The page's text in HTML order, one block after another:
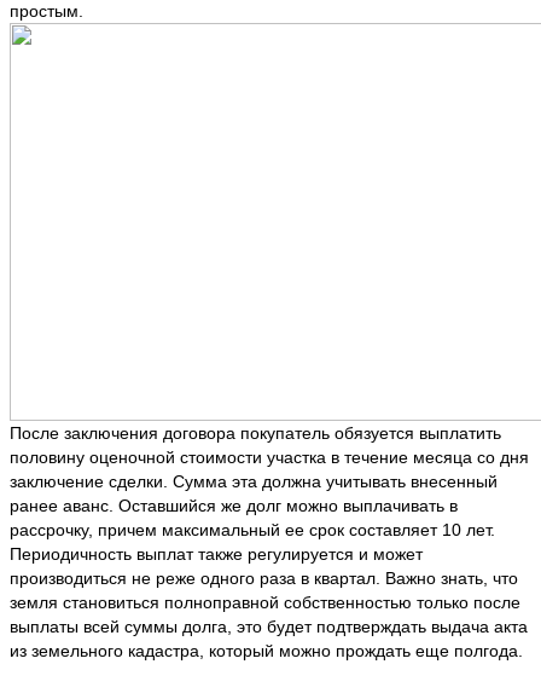
простым.
После заключения договора покупатель обязуется выплатить
половину оценочной стоимости участка в течение месяца со дня
заключение сделки. Сумма эта должна учитывать внесенный
ранее аванс. Оставшийся же долг можно выплачивать в
рассрочку, причем максимальный ее срок составляет 10 лет.
Периодичность выплат также регулируется и может
производиться не реже одного раза в квартал. Важно знать, что
земля становиться полноправной собственностью только после
выплаты всей суммы долга, это будет подтверждать выдача акта
из земельного кадастра, который можно прождать еще полгода.